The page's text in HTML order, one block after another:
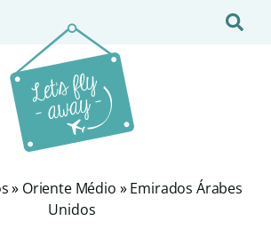
» Oriente Médio »Emirados Árabes
Unidos